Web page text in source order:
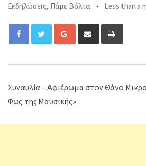
Εκδηλώσεις, Πάμε Βόλτα Less than a
Google+ Share
via
Συναυλία – Αφιέρωμα στον Θάνο
Φως της Μουσικής»